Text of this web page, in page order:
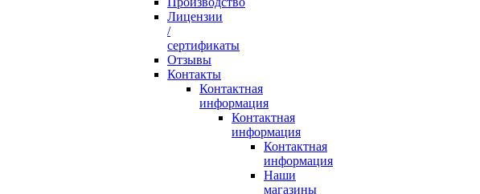
Лицензии
/
сертификаты
Отзывы
Контакты
Контактная
информация
Контактная
информация
Контактная
информация
Наши
магазины